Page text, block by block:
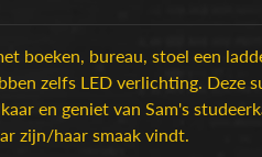
boeken, bureau, stoel een
zelfs LED verlichting. Deze
en geniet van Sam's
zijn/haar smaak vindt.